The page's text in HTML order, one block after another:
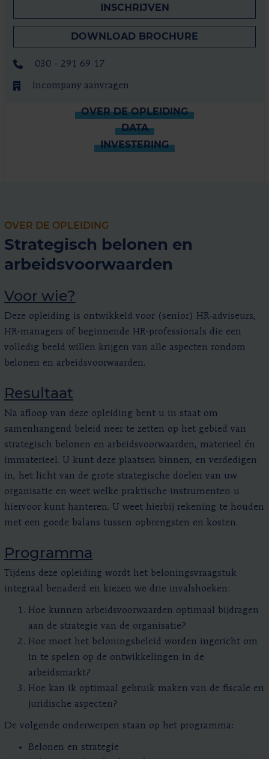
INSCHRIJVEN
DOWNLOAD BROCHURE
030 - 291 69 17
Incompany aanvragen
OVER DE OPLEIDING
DATA
INVESTERING
OVER DE OPLEIDING
Strategisch belonen en
arbeidsvoorwaarden
Voor wie?
Deze opleiding is ontwikkeld voor (senior) HR-adviseurs,
HR-managers of beginnende HR-professionals die een
volledig beeld willen krijgen van alle aspecten rondom
belonen en arbeidsvoorwaarden.
Resultaat
Na afloop van deze opleiding bent u in staat om
samenhangend beleid neer te zetten op het gebied van
strategisch belonen en arbeidsvoorwaarden, materieel én
immaterieel. U kunt deze plaatsen binnen, en verdedigen
in, het licht van de grote strategische doelen van uw
organisatie en weet welke praktische instrumenten u
hiervoor kunt hanteren. U weet hierbij rekening te houden
met een goede balans tussen opbrengsten en kosten.
Programma
Tijdens deze opleiding wordt het beloningsvraagstuk
integraal benaderd en kiezen we drie invalshoeken:
Hoe kunnen arbeidsvoorwaarden optimaal bijdragen
aan de strategie van de organisatie?
Hoe moet het beloningsbeleid worden ingericht om
in te spelen op de ontwikkelingen in de
arbeidsmarkt?
Hoe kan ik optimaal gebruik maken van de fiscale en
juridische aspecten?
De volgende onderwerpen staan op het programma:
Belonen en strategie